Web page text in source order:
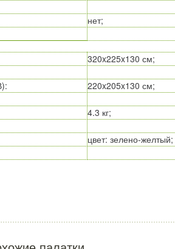
нет;
320x225x130 см;
: 220x205x130 см;
4.3 кг;
цвет: зелено-желтый;